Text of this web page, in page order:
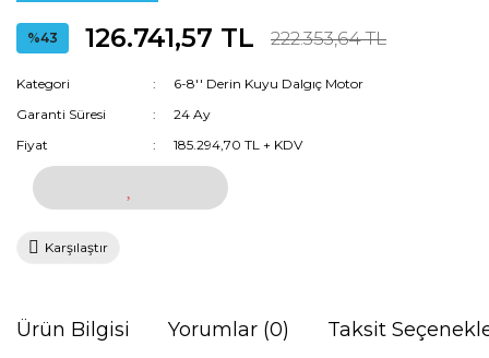
%43 126.741,57 TL 222.353,64 TL
Kategori
6-8'' Derin Kuyu Dalgıç Motor
Garanti Süresi
24 Ay
Fiyat
185.294,70 TL + KDV
Karşılaştır
Ürün Bilgisi Yorumlar (0) Taksit